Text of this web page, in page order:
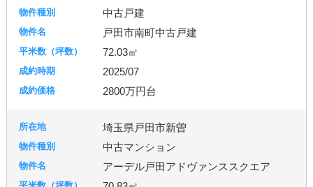
中古戸建
戸田市南町中古戸建
72.03㎡
2025/07
2800万円台
埼玉県戸田市新曽
中古マンション
アーデル戸田アドヴァンススクエア